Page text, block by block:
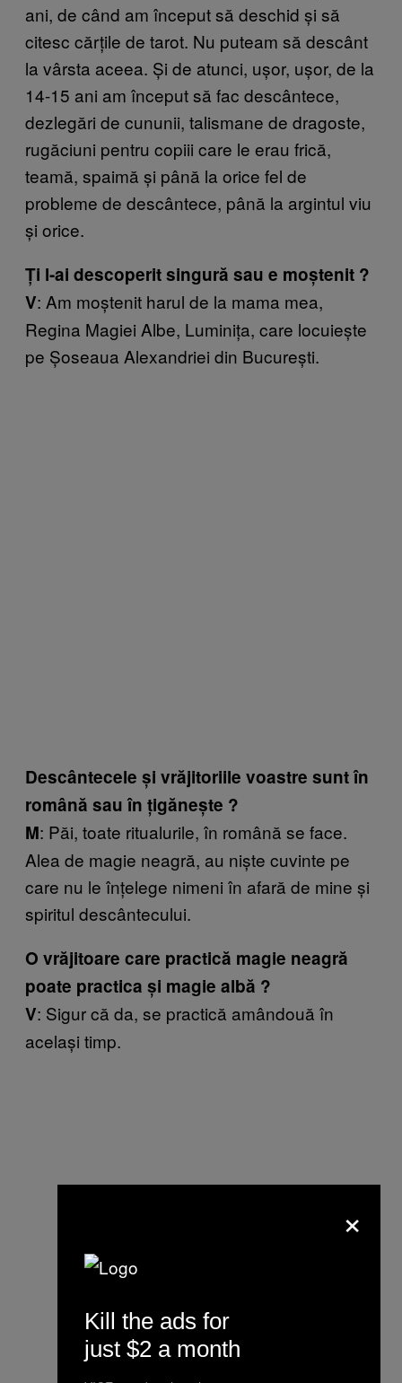
ani, de când am început să deschid și să
citesc cărțile de tarot. Nu puteam să descânt
la vârsta aceea. Și de atunci, ușor, ușor, de la
14-15 ani am început să fac descântece,
dezlegări de cununii, talismane de dragoste,
rugăciuni pentru copiii care le erau frică,
teamă, spaimă și până la orice fel de
probleme de descântece, până la argintul viu
și orice.
Ți l-ai descoperit singură sau e moștenit ?
V: Am moștenit harul de la mama mea,
Regina Magiei Albe, Luminița, care locuiește
pe Șoseaua Alexandriei din București.
Descântecele și vrăjitoriile voastre sunt în
română sau în țigănește ?
M: Păi, toate ritualurile, în română se face.
Alea de magie neagră, au niște cuvinte pe
care nu le înțelege nimeni în afară de mine și
spiritul descântecului.
O vrăjitoare care practică magie neagră
poate practica și magie albă ?
V: Sigur că da, se practică amândouă în
același timp.
×
Kill the ads for
just $2 a month